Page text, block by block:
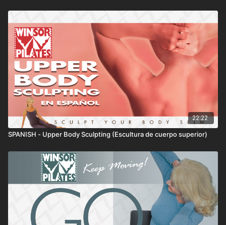
22:22
SPANISH - Upper Body Sculpting (Escultura de cuerpo superior)